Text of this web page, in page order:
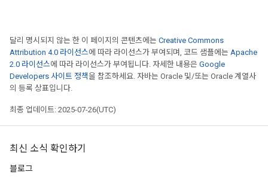
달리 명시되지 않는 한 이 페이지의 콘텐츠에는 Creative Commons
Attribution 4.0 라이선스에 따라 라이선스가 부여되며, 코드 샘플에는 Apache
2.0 라이선스에 따라 라이선스가 부여됩니다. 자세한 내용은 Google
Developers 사이트 정책을 참조하세요. 자바는 Oracle 및/또는 Oracle 계열사
의 등록 상표입니다.
최종 업데이트: 2025-07-26(UTC)
최신 소식 확인하기
블로그